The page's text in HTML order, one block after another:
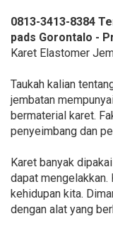
0813-3413-8384
pads Gorontalo -
Karet Elastomer
Taukah kalian
jembatan
bermaterial karet.
penyeimbang dan
Karet banyak
dapat mengelakkan.
kehidupan kita.
dengan alat yang